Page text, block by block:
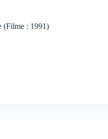
(Filme : 1991)